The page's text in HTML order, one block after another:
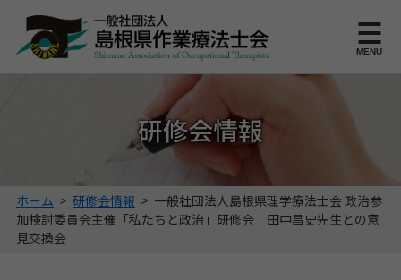
このページの本文へ
MENU
研修会情報
こ
の
ペ
ホーム > 研修会情報 > 一般社団法人島根県理学療法士会 政治参
加検討委員会主催「私たちと政治」研修会 田中昌史先生との意
見交換会